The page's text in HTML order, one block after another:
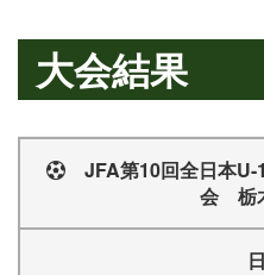
大会結果
JFA第10回全日本U-
会 栃